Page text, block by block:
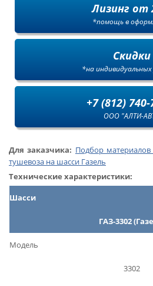
Лизинг от
*помощь в
Скидки
*на индивидуальных
+7 (812)
ООО "АЛТИ-
Для заказчика: Подбор
тушевоза на шасси Газель
Технические характеристики:
Шасси
ГАЗ-3302
Модель
3302